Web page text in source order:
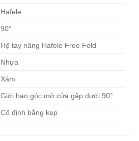
Hafele
90°
Hệ tay nâng Hafele Free Fold
Nhựa
Xám
Giới hạn góc mở cửa gập dưới 90°
Cố định bằng kẹp